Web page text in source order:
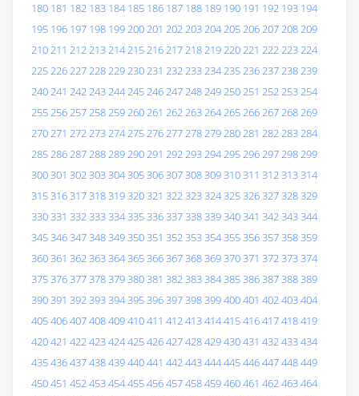
180 181 182 183 184 185 186 187 188 189 190 191 192 193 194
195 196 197 198 199200201 202203204205206207208209
210211 212213214215216217218219220221 222223224
225226227228229230231 232233234235236237238239
240241 242243244245246247248249250251 252253254
255256257258259260261 262263264265266267268269
270271 272273274275276277278279280281 282283284
285286287288289290291 292293294295296297298299
300301 302303304305306307308309310311 312313314
315316317318319320321 322323324325326327328329
330331 332333334335336337338339340341 342343344
345346347348349350351 352353354355356357358359
360361 362363364365366367368369370371 372373374
375376377378379380381 382383384385386387388389
390391 392393394395396397398399400401 402403404
405406407408409410411 412413414415416417418419
420421 422423424425426427428429430431 432433434
435436437438439440441 442443444445446447448449
450451 452453454455456457458459460461 462463464